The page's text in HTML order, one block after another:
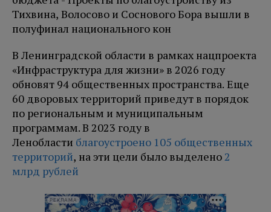
В Ленинградской области в рамках нацпроекта
«Инфраструктура для жизни» в 2026 году
обновят 94 общественных пространства. Еще
60 дворовых территорий приведут в порядок
по региональным и муниципальным
программам. В 2023 году в
Ленобласти благоустроено 105 общественных
территорий, на эти цели было выделено2
млрд рублей
РЕКЛАМА